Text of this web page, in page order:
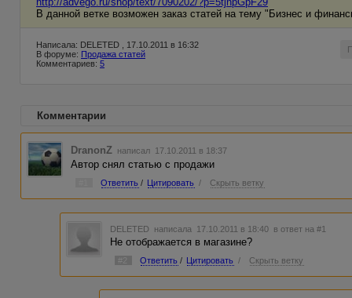
В данной ветке возможен заказ статей на тему "Бизнес и
Написала: DELETED , 17.10.2011 в 16:32
В форуме: Продажа статей
Комментариев: 5
Комментарии
DranonZ написал 17.10.2011 в 18:37
Автор снял статью с продажи
Ответить / Цитировать / Скрыть ветку
DELETED написала 17.10.2011 в 18:40 в ответ на #1
Не отображается в магазине?
#2 Ответить / Цитировать / Скрыть ветку